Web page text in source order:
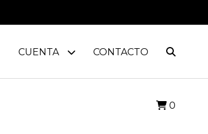
CUENTA CONTACTO
0